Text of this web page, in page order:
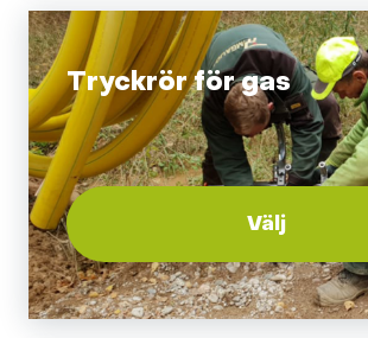
Tryckrör för gas
Välj